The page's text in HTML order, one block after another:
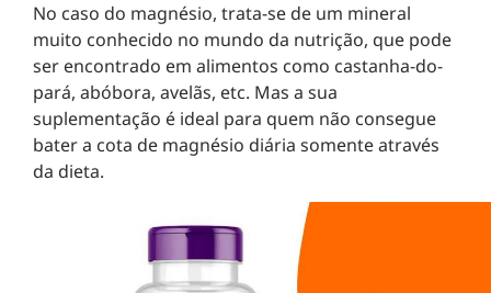
No caso do magnésio, trata-se de um mineral
muito conhecido no mundo da nutrição, que pode
ser encontrado em alimentos como castanha-do-
pará, abóbora, avelãs, etc. Mas a sua
suplementação é ideal para quem não consegue
bater a cota de magnésio diária somente através
da dieta.